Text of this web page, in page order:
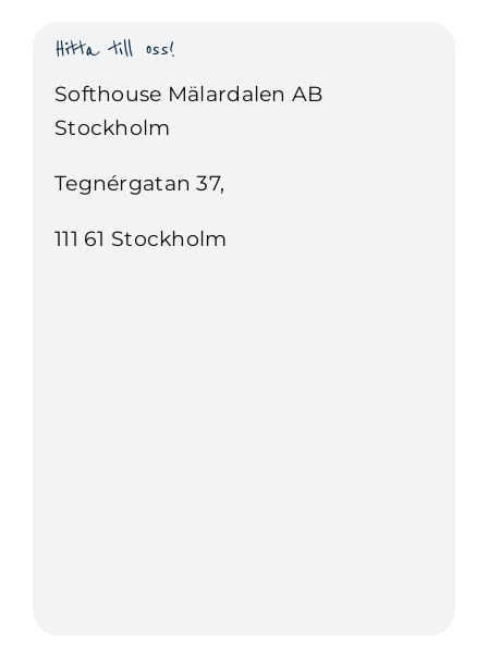
Hitta till oss!
Softhouse Mälardalen AB
Stockholm
Tegnérgatan 37,
111 61 Stockholm